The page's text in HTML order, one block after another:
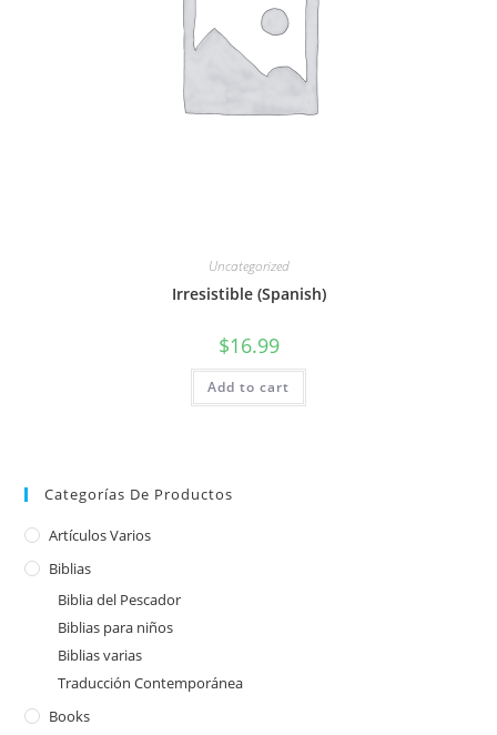
Uncategorized
Irresistible (Spanish)
$16.99
Add to cart
Categorías De Productos
Artículos Varios
Biblias
Biblia del Pescador
Biblias para niños
Biblias varias
Traducción Contemporánea
Books